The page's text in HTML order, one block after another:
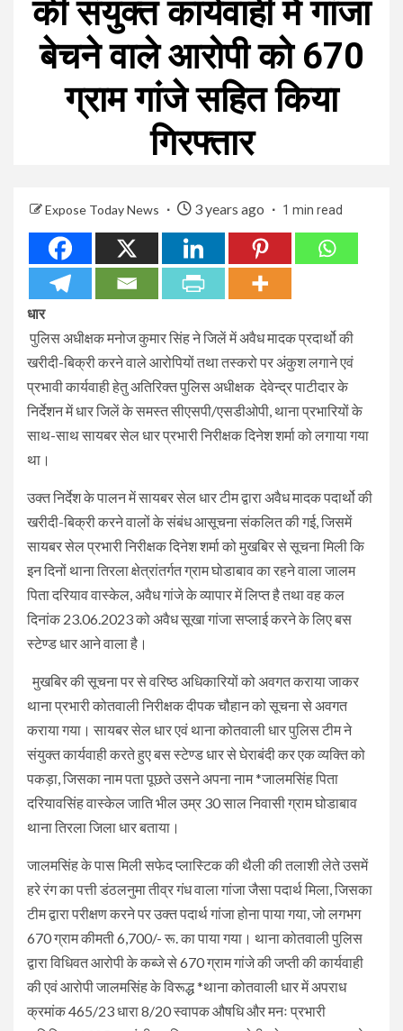
की संयुक्त कार्यवाही में गांजा
बेचने वाले आरोपी को 670
ग्राम गांजे सहित किया
गिरफ्तार
Expose Today News 3 years ago 1 min read
धार
पुलिस अधीक्षक मनोज कुमार सिंह ने जिलें में अवैध मादक प्रदार्थो की
खरीदी-बिक्री करने वाले आरोपियों तथा तस्करो पर अंकुश लगाने एवं
प्रभावी कार्यवाही हेतु अतिरिक्त पुलिस अधीक्षक देवेन्द्र पाटीदार के
निर्देशन में धार जिलें के समस्त सीएसपी/एसडीओपी, थाना प्रभारियों के
साथ-साथ सायबर सेल धार प्रभारी निरीक्षक दिनेश शर्मा को लगाया गया
था।
उक्त निर्देश के पालन में सायबर सेल धार टीम द्वारा अवैध मादक पदार्थो की
खरीदी-बिक्री करने वालों के संबंध आसूचना संकलित की गई, जिसमें
सायबर सेल प्रभारी निरीक्षक दिनेश शर्मा को मुखबिर से सूचना मिली कि
इन दिनों थाना तिरला क्षेत्रांतर्गत ग्राम घोडाबाव का रहने वाला जालम
पिता दरियाव वास्केल, अवैध गांजे के व्यापार में लिप्त है तथा वह कल
दिनांक 23.06.2023 को अवैध सूखा गांजा सप्लाई करने के लिए बस
स्टेण्ड धार आने वाला है।
मुखबिर की सूचना पर से वरिष्ठ अधिकारियों को अवगत कराया जाकर
थाना प्रभारी कोतवाली निरीक्षक दीपक चौहान को सूचना से अवगत
कराया गया। सायबर सेल धार एवं थाना कोतवाली धार पुलिस टीम ने
संयुक्त कार्यवाही करते हुए बस स्टेण्ड धार से घेराबंदी कर एक व्यक्ति को
पकड़ा, जिसका नाम पता पूछते उसने अपना नाम *जालमसिंह पिता
दरियावसिंह वास्केल जाति भील उम्र 30 साल निवासी ग्राम घोडाबाव
थाना तिरला जिला धार बताया।
जालमसिंह के पास मिली सफेद प्लास्टिक की थैली की तलाशी लेते उसमें
हरे रंग का पत्ती डंठलनुमा तीव्र गंध वाला गांजा जैसा पदार्थ मिला, जिसका
टीम द्वारा परीक्षण करने पर उक्त पदार्थ गांजा होना पाया गया, जो लगभग
670 ग्राम कीमती 6,700/- रू. का पाया गया। थाना कोतवाली पुलिस
द्वारा विधिवत आरोपी के कब्जे से 670 ग्राम गांजे की जप्ती की कार्यवाही
की एवं आरोपी जालमसिंह के विरूद्ध *थाना कोतवाली धार में अपराध
क्रमांक 465/23 धारा 8/20 स्वापक औषधि और मनः प्रभारी